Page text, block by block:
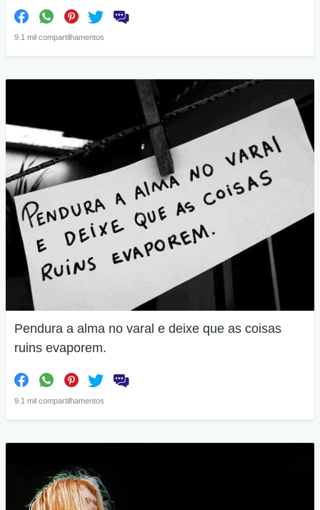
9.1 mil compartilhamentos
Pendura a alma no varal e deixe que as coisas
ruins evaporem.
9.1 mil compartilhamentos